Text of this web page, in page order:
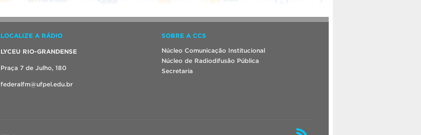
LOCALIZE A RÁDIO
LYCEU RIO-GRANDENSE
Praça 7 de Julho, 180
federalfm@ufpel.edu.br
SOBRE A CCS
Núcleo Comunicação Institucional
Núcleo de Radiodifusão Pública
Secretaria